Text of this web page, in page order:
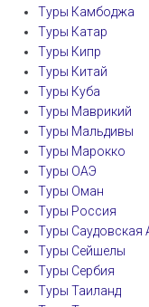
Туры Камбоджа
Туры Катар
Туры Кипр
Туры Китай
Туры Куба
Туры Маврикий
Туры Мальдивы
Туры Марокко
Туры ОАЭ
Туры Оман
Туры Россия
Туры Саудовская
Туры Сейшелы
Туры Сербия
Туры Таиланд